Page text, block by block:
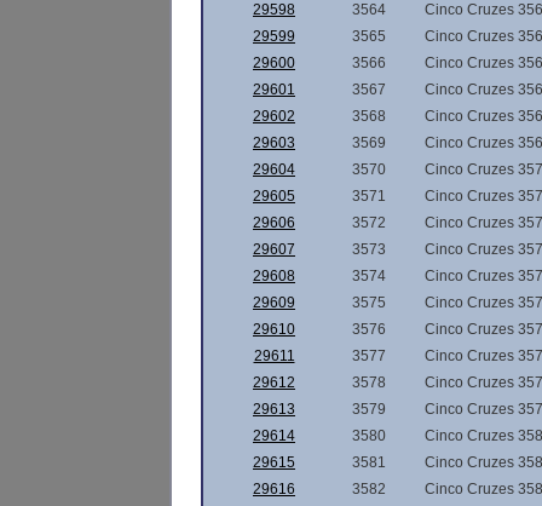
29598
3564
Cinco Cruzes
29599
3565
Cinco Cruzes
29600
3566
Cinco Cruzes
29601
3567
Cinco Cruzes
29602
3568
Cinco Cruzes
29603
3569
Cinco Cruzes
29604
3570
Cinco Cruzes
29605
3571
Cinco Cruzes
29606
3572
Cinco Cruzes
29607
3573
Cinco Cruzes
29608
3574
Cinco Cruzes
29609
3575
Cinco Cruzes
29610
3576
Cinco Cruzes
29611
3577
Cinco Cruzes
29612
3578
Cinco Cruzes
29613
3579
Cinco Cruzes
29614
3580
Cinco Cruzes
29615
3581
Cinco Cruzes
29616
3582
Cinco Cruzes